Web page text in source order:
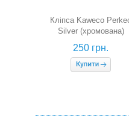
Кліпса Kaweco
Silver (хромована)
250 грн.